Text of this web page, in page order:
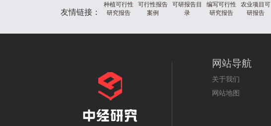
友情链接：
种植可行性
研究报告
可行性报告
案例
可研报告目
录
编写可行性
研究报告
农业项目可
研报告
网站导航
关于我们
网站地图